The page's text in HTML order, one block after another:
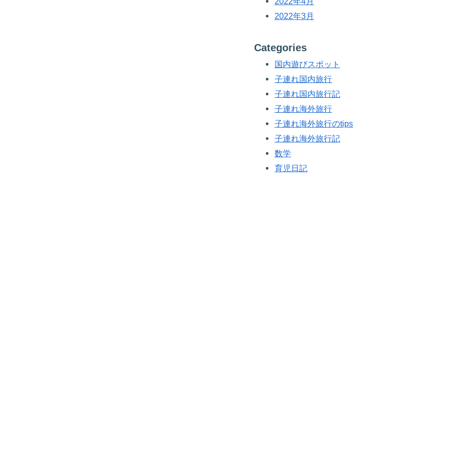
2022年3月
Categories
国内遊びスポット
子連れ国内旅行
子連れ国内旅行記
子連れ海外旅行
子連れ海外旅行のtips
子連れ海外旅行記
数学
育児日記